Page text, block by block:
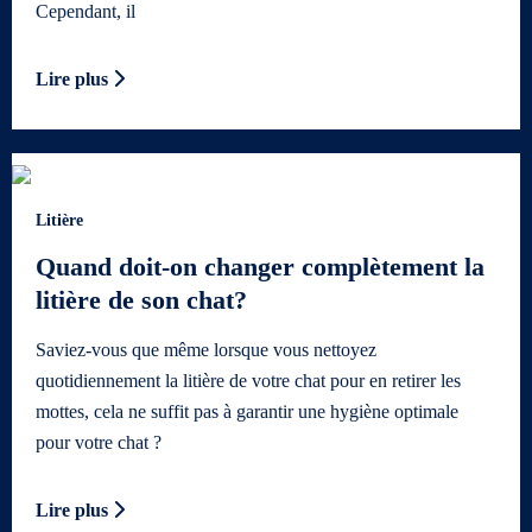
Cependant, il
Lire plus
Litière
Quand doit-on changer complètement la
litière de son chat?
Saviez-vous que même lorsque vous nettoyez
quotidiennement la litière de votre chat pour en retirer les
mottes, cela ne suffit pas à garantir une hygiène optimale
pour votre chat ?
Lire plus